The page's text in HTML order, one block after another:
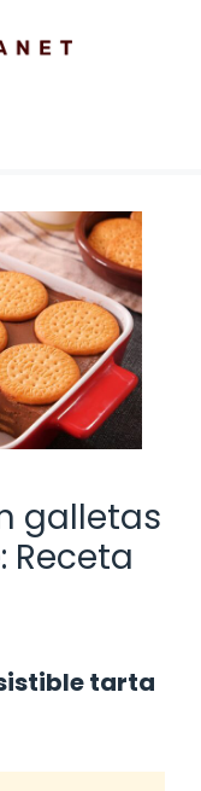
galletas
Receta
tarta